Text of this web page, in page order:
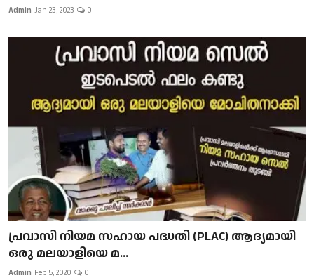
Admin Jan 23, 2023 0
പ്രവാസി നിയമ സഹായ പദ്ധതി (PLAC) ആദ്യമായി
ഒരു മലയാളിയെ മ...
Admin Feb 5, 2020 0